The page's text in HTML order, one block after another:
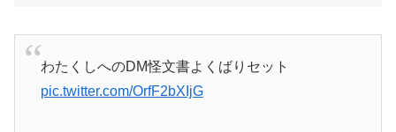
わたくしへのDM怪文書よくばりセット
pic.twitter.com/OrfF2bXIjG